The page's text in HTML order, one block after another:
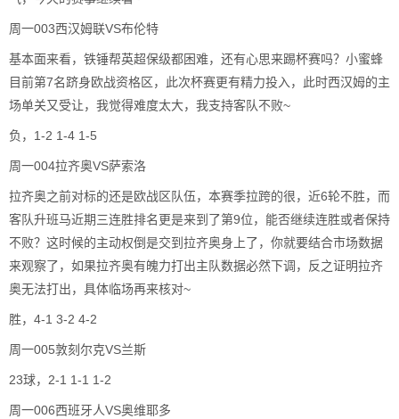
周一003西汉姆联VS布伦特
基本面来看，铁锤帮英超保级都困难，还有心思来踢杯赛吗？小蜜蜂
目前第7名跻身欧战资格区，此次杯赛更有精力投入，此时西汉姆的主
场单关又受让，我觉得难度太大，我支持客队不败~
负，1-2 1-4 1-5
周一004拉齐奥VS萨索洛
拉齐奥之前对标的还是欧战区队伍，本赛季拉跨的很，近6轮不胜，而
客队升班马近期三连胜排名更是来到了第9位，能否继续连胜或者保持
不败？这时候的主动权倒是交到拉齐奥身上了，你就要结合市场数据
来观察了，如果拉齐奥有魄力打出主队数据必然下调，反之证明拉齐
奥无法打出，具体临场再来核对~
胜，4-1 3-2 4-2
周一005敦刻尔克VS兰斯
23球，2-1 1-1 1-2
周一006西班牙人VS奥维耶多